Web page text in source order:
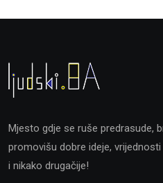
Mjesto gdje se ruše predrasude,
promovišu dobre ideje,
i nikako drugačije!